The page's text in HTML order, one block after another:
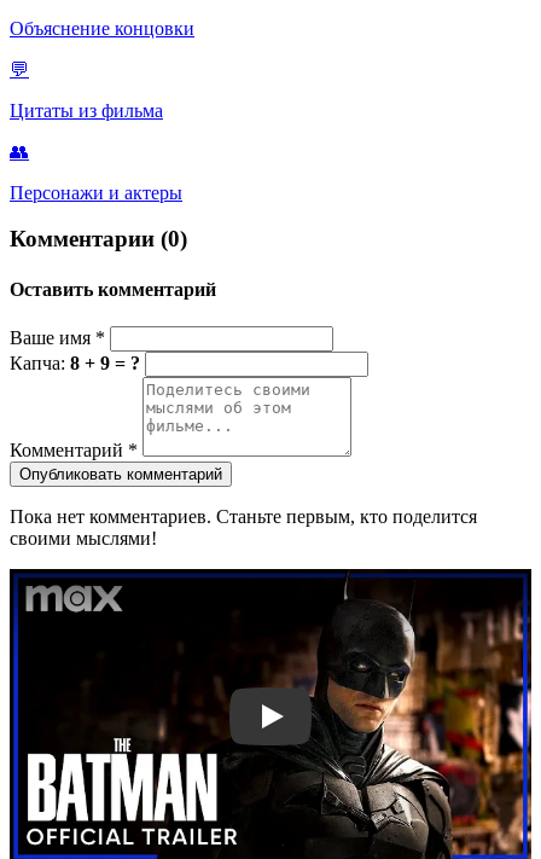
Объяснение концовки
💬
Цитаты из фильма
👥
Персонажи и актеры
Комментарии (0)
Оставить комментарий
Ваше имя *
Капча: 8 + 9 = ?
Комментарий *
Опубликовать комментарий
Пока нет комментариев. Станьте первым, кто поделится
своими мыслями!
Смотреть трейлер